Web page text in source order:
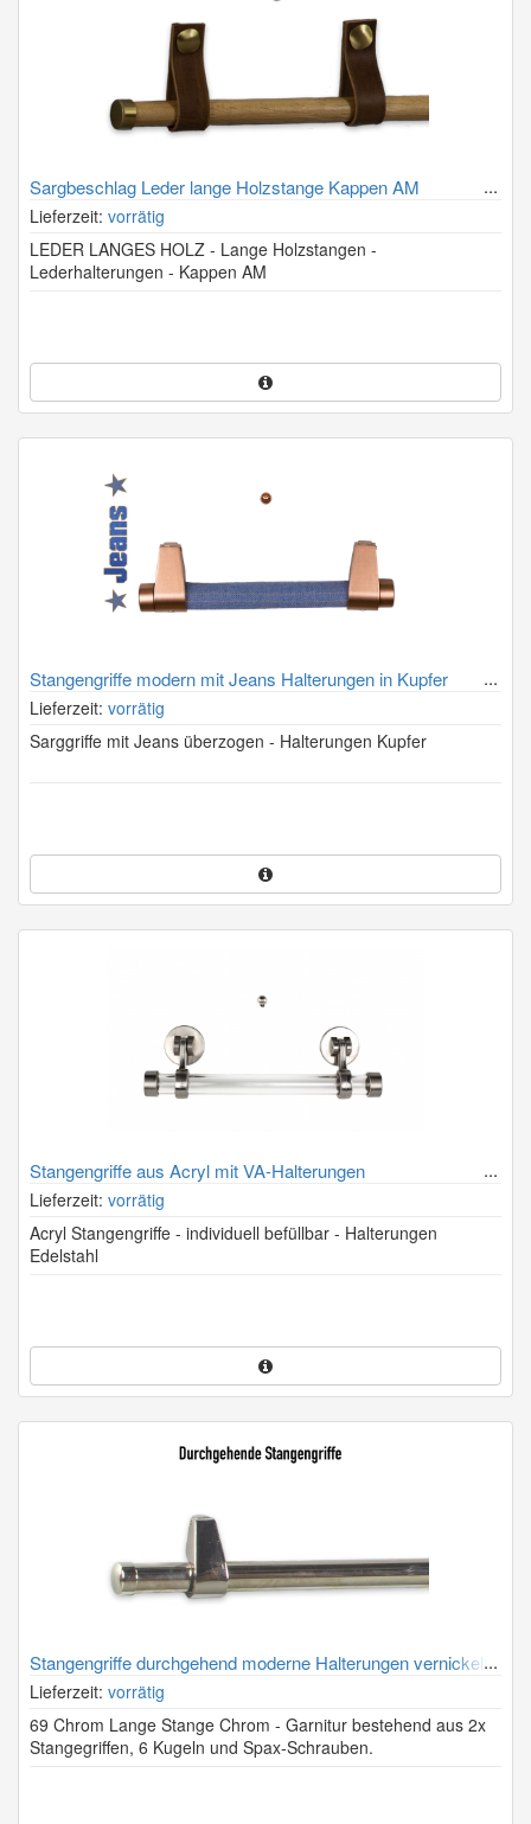
Sargbeschlag Leder lange Holzstange Kappen AM
Lieferzeit: vorrätig
LEDER LANGES HOLZ - Lange Holzstangen -
Lederhalterungen - Kappen AM
Stangengriffe modern mit Jeans Halterungen in Kupfer
Lieferzeit: vorrätig
Sarggriffe mit Jeans überzogen - Halterungen Kupfer
Stangengriffe aus Acryl mit VA-Halterungen
Lieferzeit: vorrätig
Acryl Stangengriffe - individuell befüllbar - Halterungen
Edelstahl
Stangengriffe durchgehend moderne Halterungen vernickelt
Lieferzeit: vorrätig
69 Chrom Lange Stange Chrom - Garnitur bestehend aus 2x
Stangegriffen, 6 Kugeln und Spax-Schrauben.